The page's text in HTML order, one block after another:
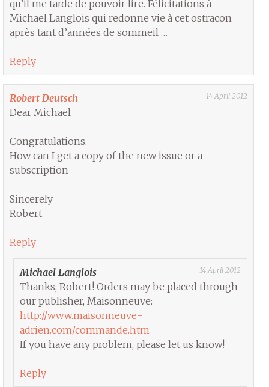
qu’il me tarde de pouvoir lire. Félicitations à
Michael Langlois qui redonne vie à cet ostracon
après tant d’années de sommeil …
Reply
Robert Deutsch 14 April 2012
Dear Michael
Congratulations.
How can I get a copy of the new issue or a
subscription
Sincerely
Robert
Reply
Michael Langlois 14 April 2012
Thanks, Robert! Orders may be placed through
our publisher, Maisonneuve:
http://www.maisonneuve-
adrien.com/commande.htm
If you have any problem, please let us know!
Reply